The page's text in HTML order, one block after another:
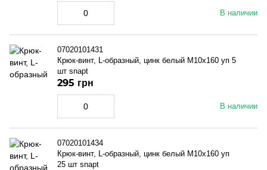
В наличии
07020101431
Крюк-винт, L-образный, цинк белый M10x160 уп 5
шт snapt
В наличии
295 грн
07020101434
Крюк-винт, L-образный, цинк белый M10x160 уп
25 шт snapt